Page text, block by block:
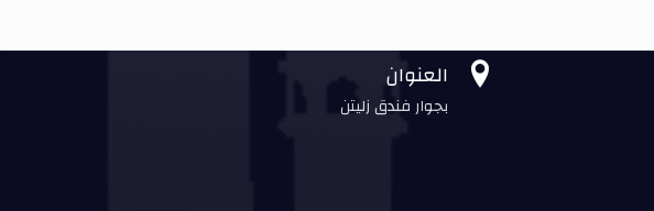
 العنوان
بجوار فندق زليتن